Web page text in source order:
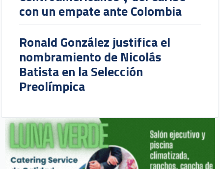
con un empate ante Colombia
Ronald González justifica el
nombramiento de Nicolás
Batista en la Selección
Preolímpica